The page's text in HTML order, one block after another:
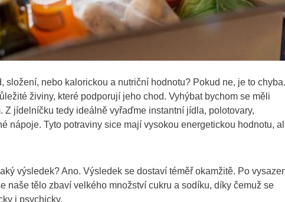
složení, nebo kalorickou a nutriční hodnotu? Pokud ne, je to
živiny, které podporují jeho chod. Vyhýbat bychom se měli
jídelníčku tedy ideálně vyřaďme instantní jídla, polotovary,
nápoje. Tyto potraviny sice mají vysokou energetickou hodnotu,
výsledek? Ano. Výsledek se dostaví téměř okamžitě. Po
naše tělo zbaví velkého množství cukru a sodíku, díky čemuž se
i psychicky.